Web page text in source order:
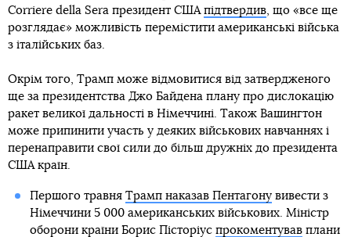
Corriere della Sera президент США підтвердив, що «все ще
розглядає» можливість перемістити американські війська
з італійських баз.
Окрім того, Трамп може відмовитися від затвердженого
ще за президентства Джо Байдена плану про дислокацію
ракет великої дальності в Німеччині. Також Вашингтон
може припинити участь у деяких військових навчаннях і
перенаправити свої сили до більш дружніх до президента
США країн.
Першого травня Трамп наказав Пентагонувивести з
Німеччини 5 000 американських військових. Міністр
оборони країни Борис Пісторіус прокоментувавплани